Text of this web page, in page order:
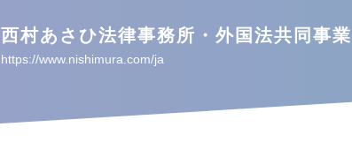
西村あさひ法律事務所・外国法共同事業
https://www.nishimura.com/ja